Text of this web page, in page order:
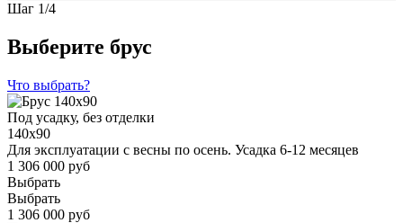
Шаг 1/4
Выберите брус
Что выбрать?
Под усадку, без отделки
140x90
Для эксплуатации с весны по осень. Усадка 6-12 месяцев
1 306 000 руб
Выбрать
Выбрать
1 306 000 руб